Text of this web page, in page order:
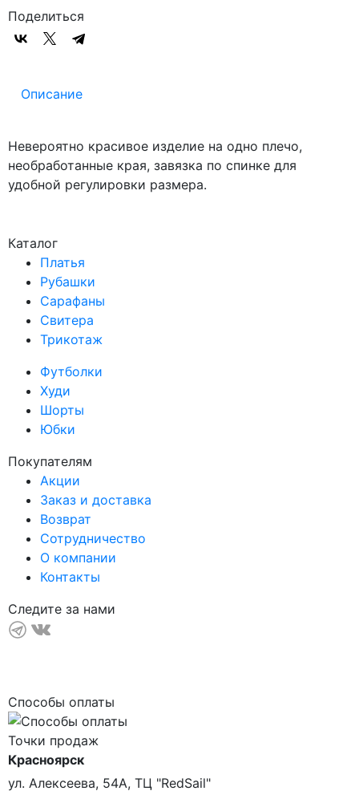
Поделиться
Описание
Невероятно красивое изделие на одно плечо,
необработанные края, завязка по спинке для
удобной регулировки размера.
Каталог
Платья
Рубашки
Сарафаны
Свитера
Трикотаж
Футболки
Худи
Шорты
Юбки
Покупателям
Акции
Заказ и доставка
Возврат
Сотрудничество
О компании
Контакты
Следите за нами
Способы оплаты
Точки продаж
Красноярск
ул. Алексеева, 54А, ТЦ "RedSail"